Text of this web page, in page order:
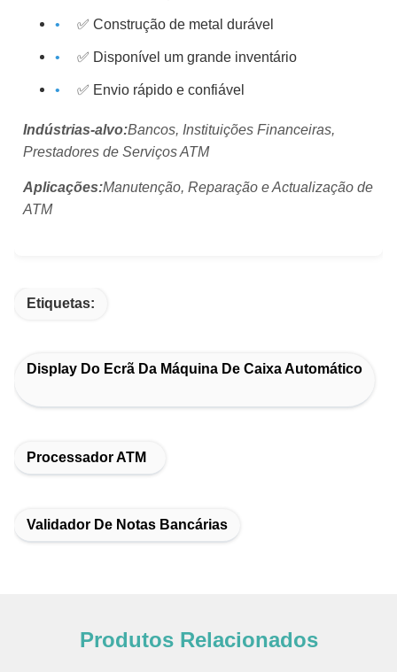
✅ Construção de metal durável
✅ Disponível um grande inventário
✅ Envio rápido e confiável
Indústrias-alvo:Bancos, Instituições Financeiras,
Prestadores de Serviços ATM
Aplicações:Manutenção, Reparação e Actualização de
ATM
Etiquetas:
Display Do Ecrã Da Máquina De Caixa Automático
Processador ATM
Validador De Notas Bancárias
Produtos Relacionados